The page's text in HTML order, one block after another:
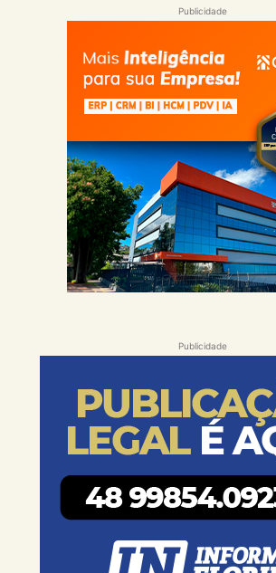
Publicidade
Publicidade